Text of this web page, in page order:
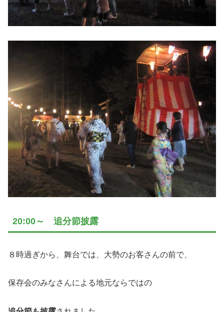
20:00～ 追分節披露
８時過ぎから、舞台では、大勢のお客さんの前で、
保存会のみなさんによる地元ならではの